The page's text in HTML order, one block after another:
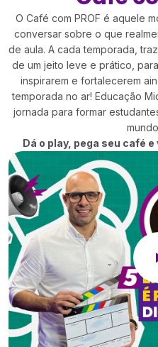
O Café com PROF é aquele
conversar sobre o que
de aula. A cada temporada,
de um jeito leve e prático,
inspirarem e fortalecerem
temporada no ar! Educação
jornada para formar
Dá o play, pega seu café